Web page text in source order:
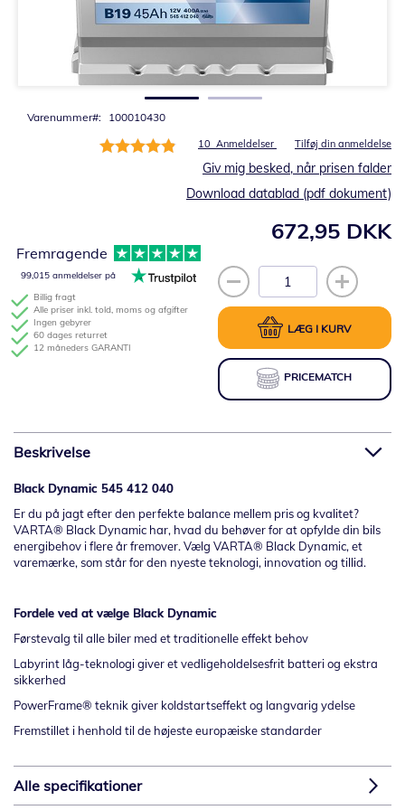
Varenummer 100010430
Bedømmelse:
10 Anmeldelser Tilføj din anmeldelse
672,95 DKK
Giv mig besked, når prisen falder
LÆG I KURV
PRICEMATCH
Billig fragt
Alle priser inkl. told, moms og afgifter
Ingen gebyrer
60 dages returret
12 måneders GARANTI
Fremragende
99,015 anmeldelser på
Download datablad (pdf dokument)
Beskrivelse
Black Dynamic 545 412 040
Er du på jagt efter den perfekte balance mellem pris og kvalitet?
VARTA® Black Dynamic har, hvad du behøver for at opfylde din bils
energibehov i flere år fremover. Vælg VARTA® Black Dynamic, et
varemærke, som står for den nyeste teknologi, innovation og tillid.
Fordele ved at vælge Black Dynamic
Førstevalg til alle biler med et traditionelle effekt behov
Labyrint låg-teknologi giver et vedligeholdelsesfrit batteri og ekstra
sikkerhed
PowerFrame® teknik giver koldstartseffekt og langvarig ydelse
Fremstillet i henhold til de højeste europæiske standarder
Alle specifikationer